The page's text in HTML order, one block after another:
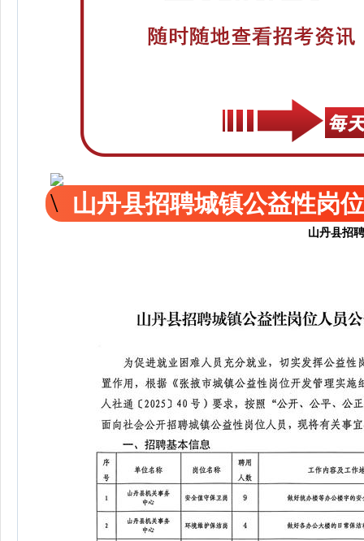
山丹县招聘城镇公益性岗
山丹县招